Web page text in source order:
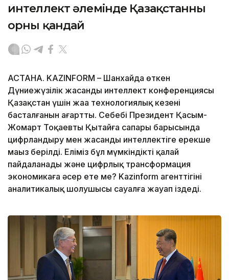
интеллект әлемінде Қазақстанның
орны қандай
АСТАНА. KAZINFORM – Шанхайда өткен
Дүниежүзілік жасанды интеллект конференциясы
Қазақстан үшін жаңа технологиялық кезеңнің
басталғанын аңғартты. Себебі Президент Қасым-
Жомарт Тоқаевтың Қытайға сапары барысында
цифрландыру мен жасанды интеллектіге ерекше
маңыз берілді. Еліміз бұл мүмкіндікті қалай
пайдаланады және цифрлық трансформация
экономикаға әсер ете ме? Kazinform агенттігінің
аналитикалық шолушысы сауалға жауап іздеді.